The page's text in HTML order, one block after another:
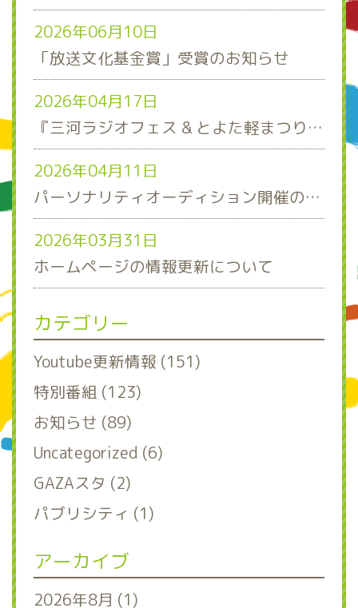
2026年06月10日
「放送文化基金賞」受賞のお知らせ
2026年04月17日
『三河ラジオフェス & とよた軽まつり』ステージスケジュール発表！
2026年04月11日
パーソナリティオーディション開催のお知らせ
2026年03月31日
ホームページの情報更新について
カテゴリー
Youtube更新情報 (151)
特別番組 (123)
お知らせ (89)
Uncategorized (6)
GAZAスタ (2)
パブリシティ (1)
アーカイブ
2026年8月 (1)